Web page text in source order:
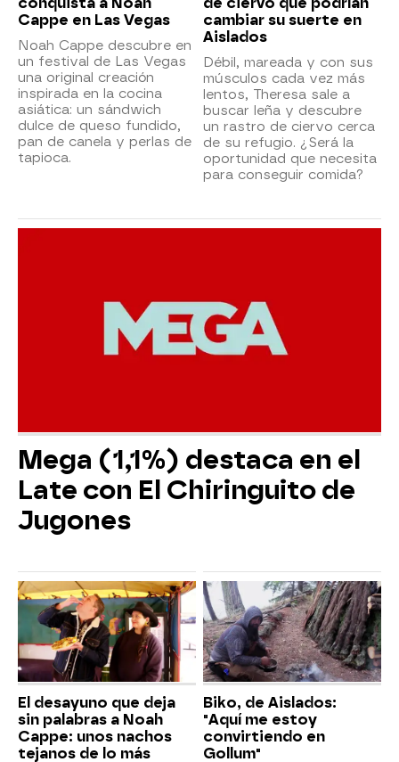
Cappe en Las Vegas
Noah Cappe descubre en
un festival de Las Vegas
una original creación
inspirada en la cocina
asiática: un sándwich
dulce de queso fundido,
pan de canela y perlas de
tapioca.
cambiar su suerte en
Aislados
Débil, mareada y con sus
músculos cada vez más
lentos, Theresa sale a
buscar leña y descubre
un rastro de ciervo cerca
de su refugio. ¿Será la
oportunidad que necesita
para conseguir comida?
Mega (1,1%) destaca en el
Late con El Chiringuito de
Jugones
El desayuno que deja
sin palabras a Noah
Cappe: unos nachos
tejanos de lo más
Biko, de Aislados:
"Aquí me estoy
convirtiendo en
Gollum"